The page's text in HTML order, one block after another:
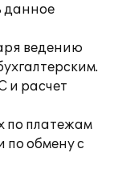
данное
ведению
и расчет
по платежам
по обмену с